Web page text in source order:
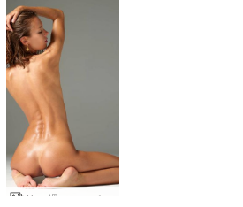
Alya 裸のスーパー モデル